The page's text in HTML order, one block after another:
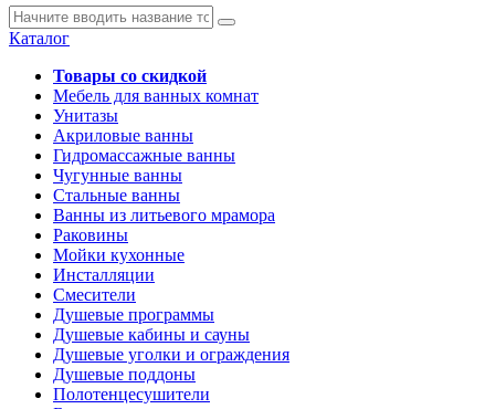
Каталог
Товары со скидкой
Мебель для ванных комнат
Унитазы
Акриловые ванны
Гидромассажные ванны
Чугунные ванны
Стальные ванны
Ванны из литьевого мрамора
Раковины
Мойки кухонные
Инсталляции
Смесители
Душевые программы
Душевые кабины и сауны
Душевые уголки и ограждения
Душевые поддоны
Полотенцесушители